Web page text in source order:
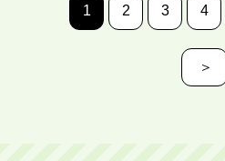
1 2 3 4
＞